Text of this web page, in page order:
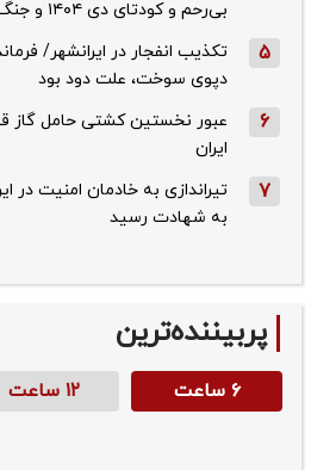
بی‌رحم و کودتای دی‌ ۱۴۰۴ و جنگ رمضان
5
تکذیب ‌انفجار در ایرانشهر/
دپوی سوخت، علت دود بود
6
عبور نخستین کشتی حامل گاز
ایران
7
تیراندازی به خادمان امنیت در
به شهادت رسید
پربیننده‌ترین
۶ ساعت ۱۲ ساعت